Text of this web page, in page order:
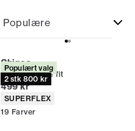
Populært valg
2 stk 800 kr
Chinos
Relaxed loose fit
I alt (inkl. rabat)
499 kr
Produkt egenskaber
SUPERFLEX
19 Farver